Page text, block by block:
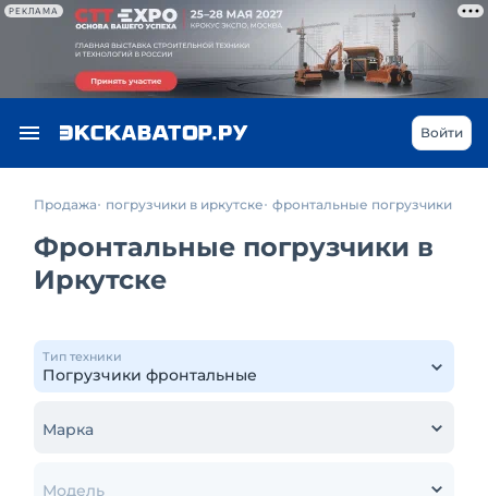
РЕКЛАМА
Войти
Продажа погрузчики в иркутске фронтальные погрузчики
Фронтальные погрузчики в
Иркутске
Тип техники
Марка
Модель